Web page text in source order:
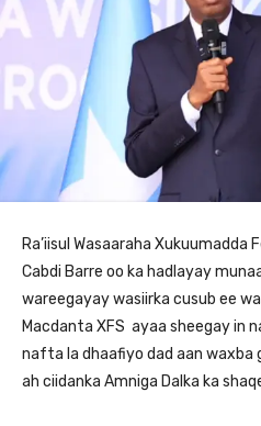
Ra’iisul Wasaaraha Xukuumadda
Cabdi Barre oo ka hadlayay
wareegayay wasiirka cusub ee
Macdanta XFS ayaa sheegay in
nafta la dhaafiyo dad aan waxba
ah ciidanka Amniga Dalka ka